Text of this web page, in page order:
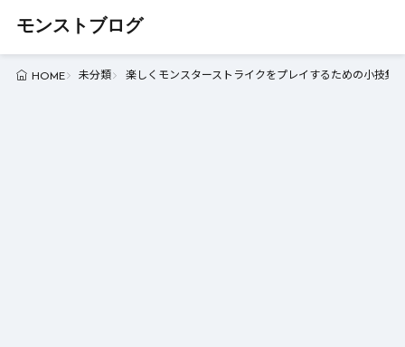
モンストブログ
HOME 未分類 楽しくモンスターストライクをプレイするための小技集